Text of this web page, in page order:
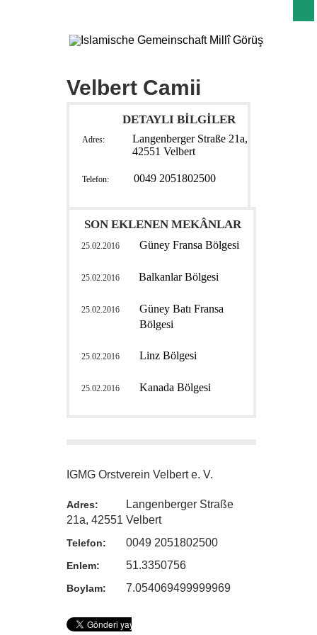
Velbert Camii
DETAYLI BİLGİLER
Adres:
Langenberger Straße 21a,
42551 Velbert
Telefon: 0049 2051802500
SON EKLENEN MEKÂNLAR
25.02.2016 Güney Fransa Bölgesi
25.02.2016 Balkanlar Bölgesi
25.02.2016
Güney Batı Fransa
Bölgesi
25.02.2016 Linz Bölgesi
25.02.2016 Kanada Bölgesi
IGMG Orstverein Velbert e. V.
Adres:
Langenberger Straße
21a, 42551 Velbert
Telefon: 0049 2051802500
Enlem: 51.3350756
Boylam: 7.054069499999969